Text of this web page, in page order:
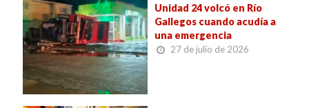
Unidad 24 volcó en Río
Gallegos cuando acudía a
una emergencia
27 de julio de 2026